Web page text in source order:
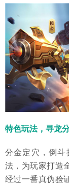
特色玩法，寻龙
分金定穴，倒
法，为玩家打造
经过一番真伪验